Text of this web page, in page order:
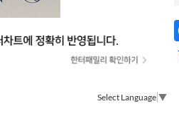
Select Language ▼